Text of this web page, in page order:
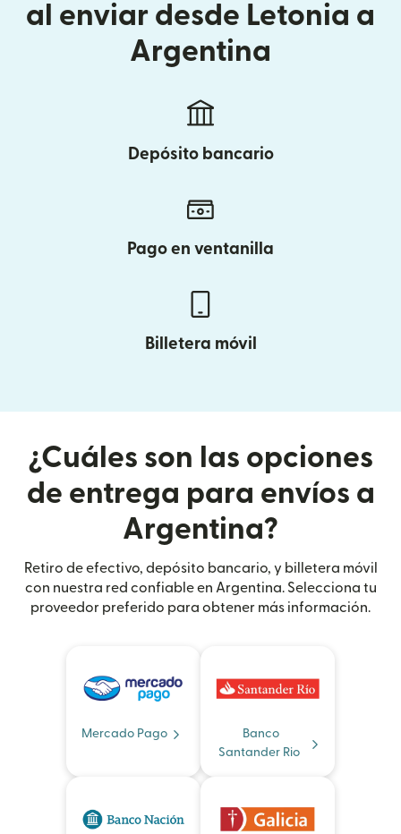
al enviar desde Letonia a
Argentina
Depósito bancario
Pago en ventanilla
Billetera móvil
¿Cuáles son las opciones
de entrega para envíos a
Argentina?
Retiro de efectivo, depósito bancario, y billetera móvil
con nuestra red confiable en Argentina. Selecciona tu
proveedor preferido para obtener más información.
Mercado Pago
Banco
Santander Rio